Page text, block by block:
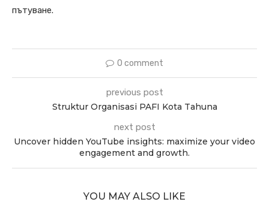
пътуване.
0 comment
previous post
Struktur Organisasi PAFI Kota Tahuna
next post
Uncover hidden YouTube insights: maximize your video
engagement and growth.
YOU MAY ALSO LIKE